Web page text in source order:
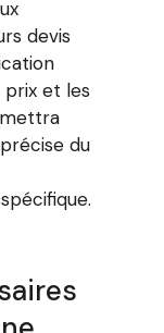
devis
et les
du